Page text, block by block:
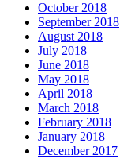
October 2018
September 2018
August 2018
July 2018
June 2018
May 2018
April 2018
March 2018
February 2018
January 2018
December 2017